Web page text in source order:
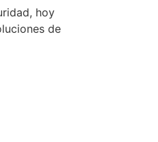
hoy
de